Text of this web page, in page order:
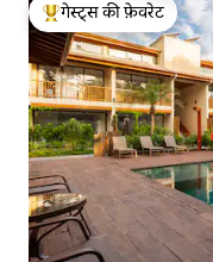
गेस्ट्स का टॉप फ़ेवरेट
गेस्ट्स की फ़ेवरेट